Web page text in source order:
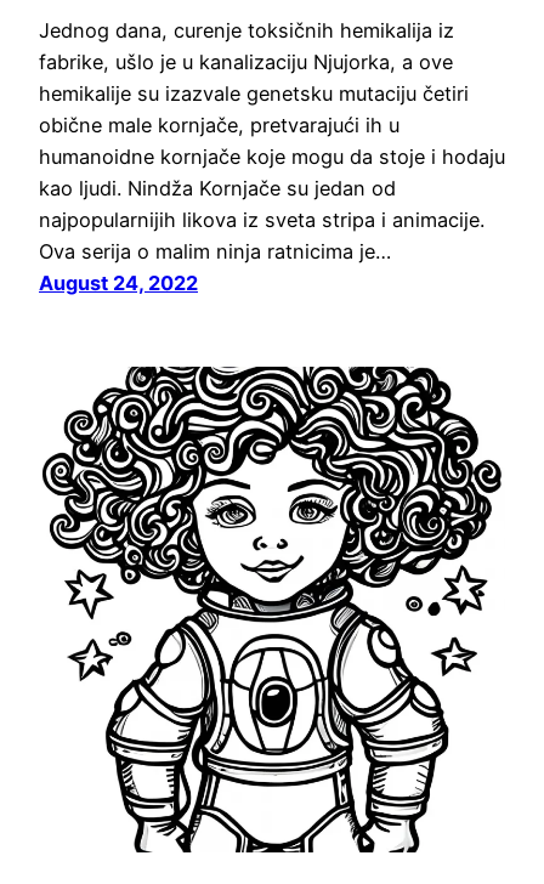
Jednog dana, curenje toksičnih hemikalija iz
fabrike, ušlo je u kanalizaciju Njujorka, a ove
hemikalije su izazvale genetsku mutaciju četiri
obične male kornjače, pretvarajući ih u
humanoidne kornjače koje mogu da stoje i hodaju
kao ljudi. Nindža Kornjače su jedan od
najpopularnijih likova iz sveta stripa i animacije.
Ova serija o malim ninja ratnicima je…
August 24, 2022